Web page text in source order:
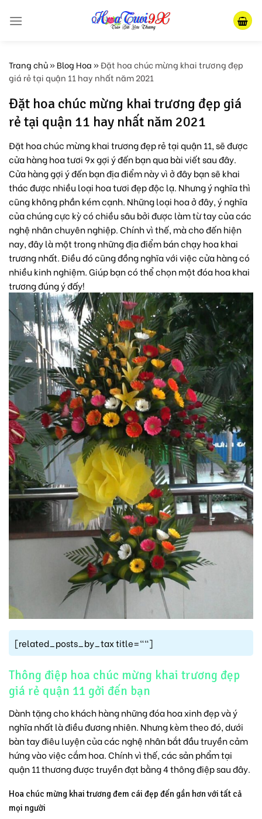
Trang chủ»Blog Hoa»Đặt hoa chúc mừng khai trương đẹp
giá rẻ tại quận 11 hay nhất năm 2021
Đặt hoa chúc mừng khai trương đẹp giá
rẻ tại quận 11 hay nhất năm 2021
Đặt hoa chúc mừng khai trương đẹp rẻ tại quận 11, sẽ được
cửa hàng hoa tươi 9x gợi ý đến bạn qua bài viết sau đây.
Cửa hàng gợi ý đến bạn địa điểm này vì ở đây bạn sẽ khai
thác được nhiều loại hoa tươi đẹp độc lạ. Nhưng ý nghĩa thì
cũng không phần kém cạnh. Những loại hoa ở đây, ý nghĩa
của chúng cực kỳ có chiều sâu bởi được làm từ tay của các
nghệ nhân chuyên nghiệp. Chính vì thế, mà cho đến hiện
nay, đây là một trong những địa điểm bán chạy hoa khai
trương nhất. Điều đó cũng đồng nghĩa với việc cửa hàng có
nhiều kinh nghiệm. Giúp bạn có thể chọn một đóa hoa khai
trương đúng ý đấy!
[related_posts_by_tax title=""]
Thông điệp hoa chúc mừng khai trương đẹp
giá rẻ quận 11 gởi đến bạn
Dành tặng cho khách hàng những đóa hoa xinh đẹp và ý
nghĩa nhất là điều đương nhiên. Nhưng kèm theo đó, dưới
bàn tay điêu luyện của các nghệ nhân bắt đầu truyền cảm
hứng vào việc cắm hoa. Chính vì thế, các sản phẩm tại
quận 11 thương được truyền đạt bằng 4 thông điệp sau đây.
Hoa chúc mừng khai trương đem cái đẹp đến gần hơn với tất cả
mọi người